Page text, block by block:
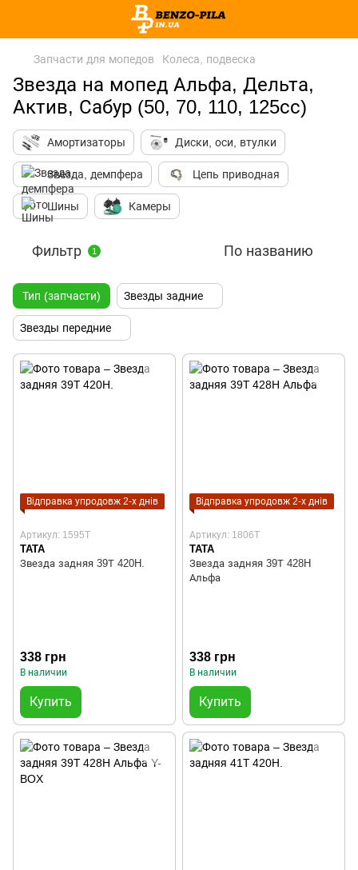
Запчасти для мопедов Колеса, подвеска
Звезда на мопед Альфа, Дельта,
Актив, Сабур (50, 70, 110, 125сс)
Амортизаторы Диски, оси, втулки
Звезда, демпфера Цепь приводная
Шины Камеры
Фильтр 1 По названию
Тип (запчасти) Звезды задние
Звезды передние
Відправка упродовж 2-х днів
Артикул: 1595T
TATA
Звезда задняя 39Т 420H.
338 грн
В наличии
Купить
Відправка упродовж 2-х днів
Артикул: 1806T
TATA
Звезда задняя 39Т 428H
Альфа
338 грн
В наличии
Купить